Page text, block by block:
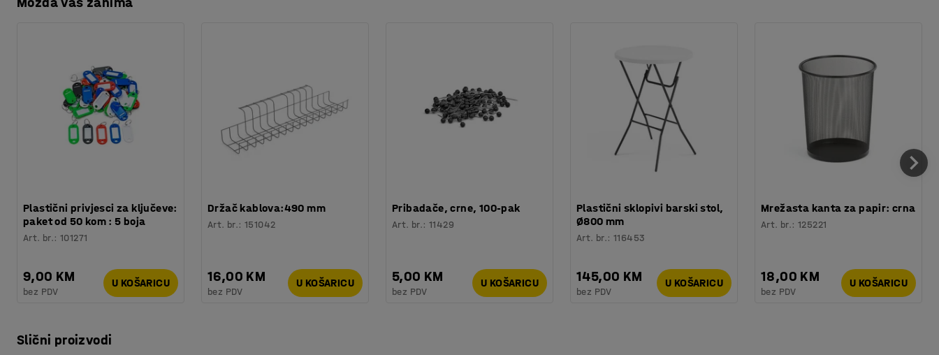
Širina, unutarnja: 155 mm
: Plava
Broj /pakiranje: 1
Potreban broj osoba: 1
Procjena vremena: 5 Min
0,34 kg
Preuzmite upute za održavanjen
Plastični privjesci za ključeve:
paket od 50 kom : 5 boja
Art. br.:101271
9,00 KM
bez PDV
U KOŠARICU
Držač kablova:490 mm
Art. br.:151042
16,00 KM
bez PDV
U KOŠARICU
Pribadače, crne, 100-pak
Art. br.:11429
5,00 KM
bez PDV
U KOŠARICU
Plastični sklopivi barski stol,
Ø800 mm
Art. br.:116453
145,00 KM
bez PDV
U KOŠARICU
Mrežasta kanta za papir: crna
Art. br.:125221
18,00 KM
bez PDV
U KOŠARICU
Slični proizvodi